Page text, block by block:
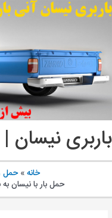
باربری نیسان |
خانه
حمل
حمل بار با نیسان